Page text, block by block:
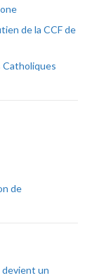
de la CCF de
Catholiques
de
devient un